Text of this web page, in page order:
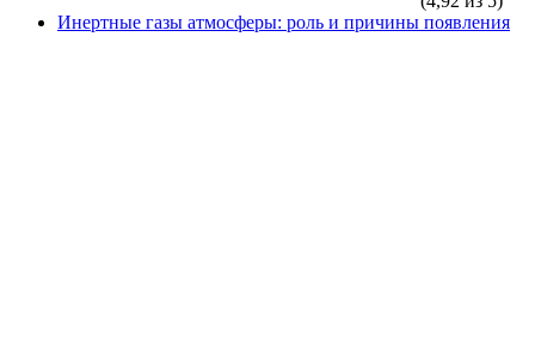
Инертные газы атмосферы: роль и причины появления